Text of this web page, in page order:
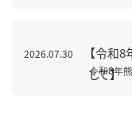
2026.07.30
【令和
して】
令和8年